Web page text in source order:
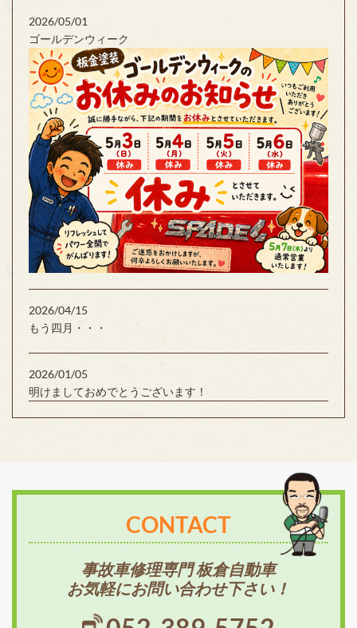
2026/05/01
ゴールデンウィーク
2026/04/15
もう四月・・・
2026/01/05
明けましておめでとうございます！
CONTACT
事故車修理専門 板倉自動車
お気軽にお問い合わせ下さい！